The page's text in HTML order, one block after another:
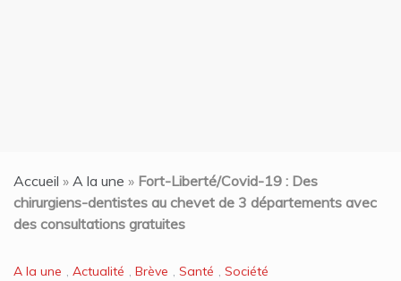
Accueil » A la une » Fort-Liberté/Covid-19 : Des
chirurgiens-dentistes au chevet de 3 départements avec
des consultations gratuites
A la une , Actualité , Brève , Santé , Société